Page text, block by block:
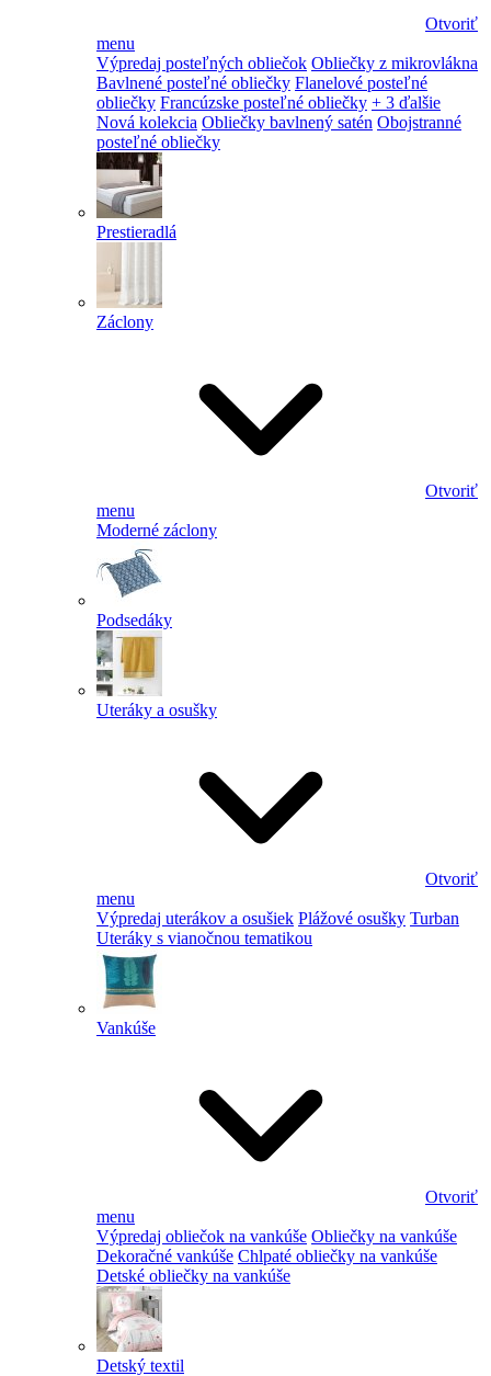
Otvoriť
menu
Výpredaj posteľných obliečok Obliečky z mikrovlákna
Bavlnené posteľné obliečky Flanelové posteľné
obliečky Francúzske posteľné obliečky + 3 ďalšie
Nová kolekcia Obliečky bavlnený satén Obojstranné
posteľné obliečky
Prestieradlá
Záclony
Otvoriť
menu
Moderné záclony
Podsedáky
Uteráky a osušky
Otvoriť
menu
Výpredaj uterákov a osušiek Plážové osušky Turban
Uteráky s vianočnou tematikou
Vankúše
Otvoriť
menu
Výpredaj obliečok na vankúše Obliečky na vankúše
Dekoračné vankúše Chlpaté obliečky na vankúše
Detské obliečky na vankúše
Detský textil